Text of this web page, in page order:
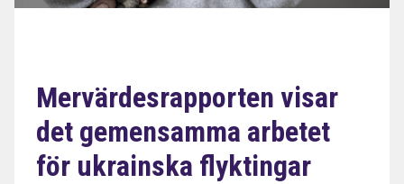
Mervärdesrapporten visar
det gemensamma arbetet
för ukrainska flyktingar